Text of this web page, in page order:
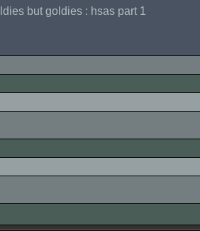
but goldies : hsas part 1